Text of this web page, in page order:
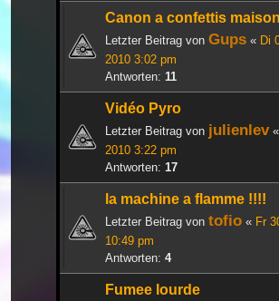
Canon a confettis maison
Letzter Beitrag von Gups « Di
2010 3:02 pm
Antworten: 11
Vidéo Pyro
Letzter Beitrag von julienlev«
2010 3:22 pm
Antworten: 17
la machine a flamme !!!!
Letzter Beitrag von tofio « Fr
10:49 pm
Antworten: 4
Fumee lourde